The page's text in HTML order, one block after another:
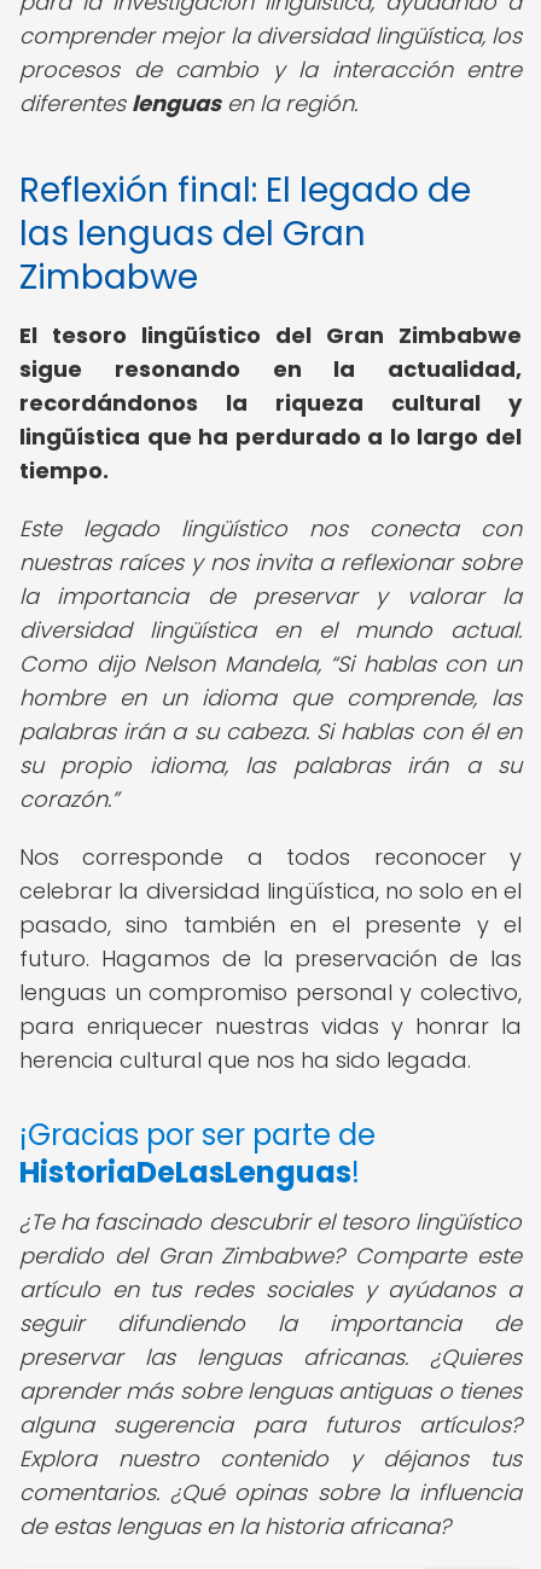
comprender mejor la diversidad lingüística, los
procesos de cambio y la interacción entre
diferentes lenguasen la región.
Reflexión final: El legado de
las lenguas del Gran
Zimbabwe
El tesoro lingüístico del Gran Zimbabwe
sigue resonando en la actualidad,
recordándonos la riqueza cultural y
lingüística que ha perdurado a lo largo del
tiempo.
Este legado lingüístico nos conecta con
nuestras raíces y nos invita a reflexionar sobre
la importancia de preservar y valorar la
diversidad lingüística en el mundo actual.
Como dijo Nelson Mandela, Si hablas con un
hombre en un idioma que comprende, las
palabras irán a su cabeza. Si hablas con él en
su propio idioma, las palabras irán a su
corazón.
Nos corresponde a todos reconocer y
celebrar la diversidad lingüística, no solo en el
pasado, sino también en el presente y el
futuro. Hagamos de la preservación de las
lenguas un compromiso personal y colectivo,
para enriquecer nuestras vidas y honrar la
herencia cultural que nos ha sido legada.
¡Gracias por ser parte de
HistoriaDeLasLenguas!
¿Te ha fascinado descubrir el tesoro lingüístico
perdido del Gran Zimbabwe? Comparte este
artículo en tus redes sociales y ayúdanos a
seguir difundiendo la importancia de
preservar las lenguas africanas. ¿Quieres
aprender más sobre lenguas antiguas o tienes
alguna sugerencia para futuros artículos?
Explora nuestro contenido y déjanos tus
comentarios. ¿Qué opinas sobre la influencia
de estas lenguas en la historia africana?